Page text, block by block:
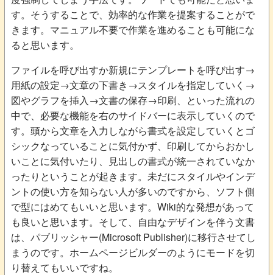
す。そうすることで、効率的な作業を提案することがで
きます。マニュアル不要で作業を進めることも可能にな
ると思います。
ファイルを呼び出すか新規にテンプレートを呼び出す→
用紙の設定→文章の下書き→スタイルを指定していく→
図やグラフを挿入→文書の保存→印刷、といった流れの
中で、必要な機能を右のサイドバーに表示していくので
す。頭から文章を入力しながら書式を設定していくとゴ
シックなっていることに気付かず、印刷してからおかし
いことに気付いたり、見出しの書式が統一されていなか
ったりということが起きます。未だにスタイルやインデ
ントの使い方を知らない人が多いのですから、ソフト側
で型にはめてもいいと思います。Wiki的な発想があって
も良いと思います。そして、自由なデザインを伴う文書
は、パブリッシャー(Microsoft Publisher)に移行させてし
まうのです。ホームページビルダーのようにモードを切
り替えてもいいですね。